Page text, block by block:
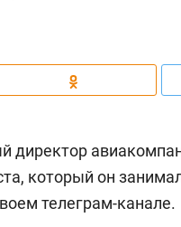
директор
который он
телеграм-канале.